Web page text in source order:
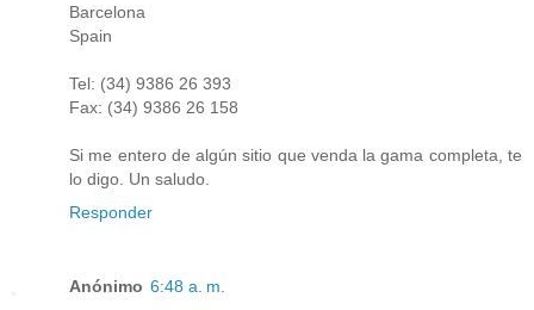
Barcelona
Spain
Tel: (34) 9386 26 393
Fax: (34) 9386 26 158
Si me entero de algún sitio que venda la gama completa, te
lo digo. Un saludo.
Responder
Anónimo 6:48 a. m.